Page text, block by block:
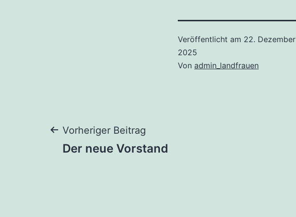
Veröffentlicht am 22. Dezember
2025
Von admin_landfrauen
Beitragsnavigation
Vorheriger Beitrag
Der neue Vorstand